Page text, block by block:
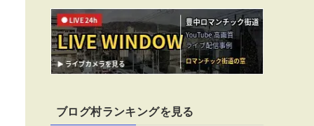
ブログ村ランキングを見る